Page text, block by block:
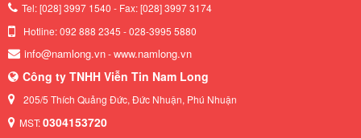
Tel: [028] 3997 1540 - Fax: [028]3997 3174
Hotline: 092 888 2345 - 028-3995 5880
info@namlong.vn-www.namlong.vn
Công ty TNHH Viễn Tin Nam Long
205/5 Thích Quảng Đức, Đức Nhuận, Phú Nhuận
MST:0304153720